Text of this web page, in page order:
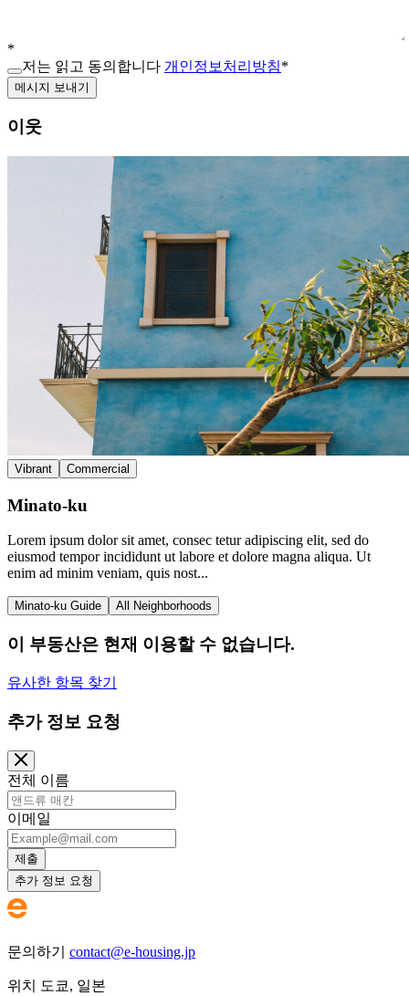
*
저는 읽고 동의합니다 개인정보처리방침*
메시지 보내기
이웃
Vibrant Commercial
Minato-ku
Lorem ipsum dolor sit amet, consec tetur adipiscing elit, sed do
eiusmod tempor incididunt ut labore et dolore magna aliqua. Ut
enim ad minim veniam, quis nost...
Minato-ku Guide All Neighborhoods
이 부동산은 현재 이용할 수 없습니다.
유사한 항목 찾기
추가 정보 요청
전체 이름
이메일
제출
추가 정보 요청
문의하기 contact@e-housing.jp
위치 도쿄, 일본